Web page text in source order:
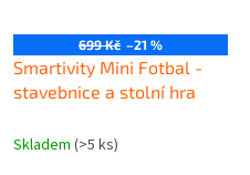
699 Kč –21 %
Smartivity Mini Fotbal -
stavebnice a stolní hra
Skladem (>5 ks)